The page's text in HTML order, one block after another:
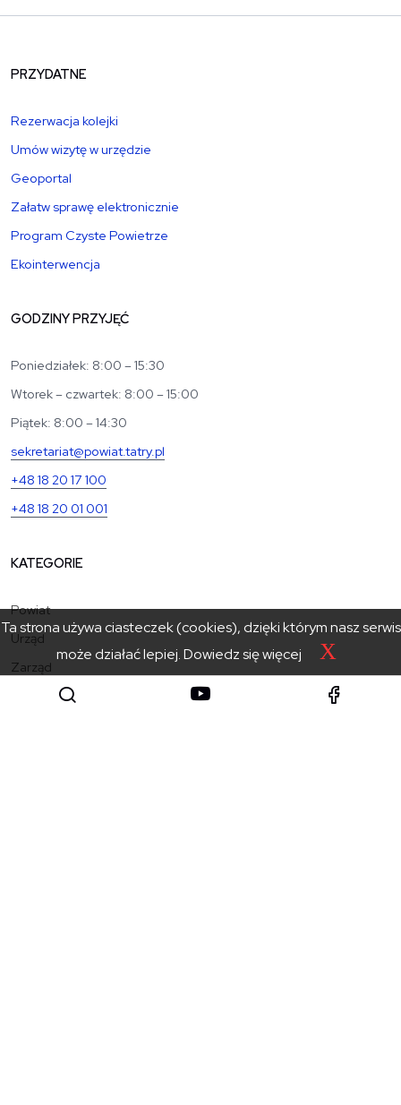
PRZYDATNE
Rezerwacja kolejki
Umów wizytę w urzędzie
Geoportal
Załatw sprawę elektronicznie
Program Czyste Powietrze
Ekointerwencja
GODZINY PRZYJĘĆ
Poniedziałek: 8:00 – 15:30
Wtorek – czwartek: 8:00 – 15:00
Piątek: 8:00 – 14:30
sekretariat@powiat.tatry.pl
+48 18 20 17 100
+48 18 20 01 001
KATEGORIE
Powiat
Urząd
Zarząd
Ta strona używa ciasteczek (cookies), dzięki którym nasz serwis
może działać lepiej.Dowiedz się więcej X